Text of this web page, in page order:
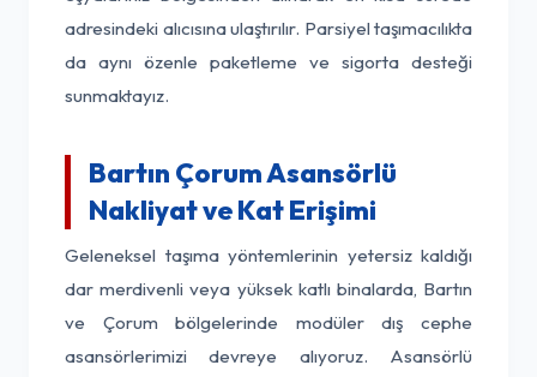
adresindeki alıcısına ulaştırılır. Parsiyel taşımacılıkta
da aynı özenle paketleme ve sigorta desteği
sunmaktayız.
Bartın Çorum Asansörlü
Nakliyat ve Kat Erişimi
Geleneksel taşıma yöntemlerinin yetersiz kaldığı
dar merdivenli veya yüksek katlı binalarda, Bartın
ve Çorum bölgelerinde modüler dış cephe
asansörlerimizi devreye alıyoruz. Asansörlü